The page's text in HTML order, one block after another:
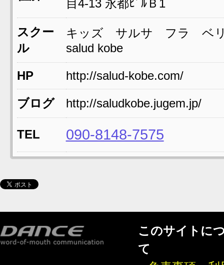
目4-13永都ﾋﾞﾙＢ1
スクー
ル
キッズ サルサ フラ ベ
salud kobe
HP http://salud-kobe.com/
ブログ http://saludkobe.jugem.jp/
TEL 090-8148-7575
このサイトに
て